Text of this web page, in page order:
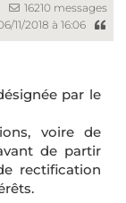
16210 messages
11/2018 à 16:06
par le
voire de
de partir
rectification